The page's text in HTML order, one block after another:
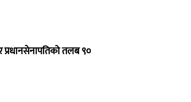
प्रधानसेनापतिको तलब ९०